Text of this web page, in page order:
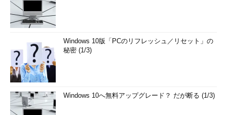
Windows 10版「PCのリフレッシュ／リセット」の
秘密 (1/3)
Windows 10へ無料アップグレード？ だが断る (1/3)